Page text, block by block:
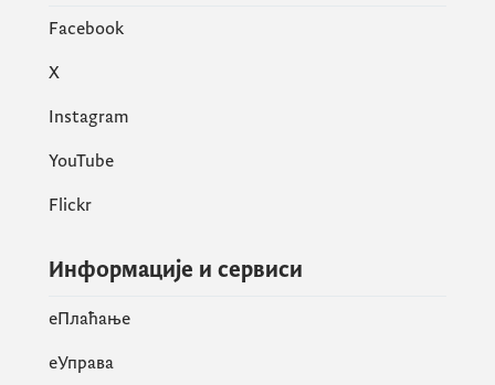
Facebook
X
Instagram
YouTube
Flickr
Информације и сервиси
eПлаћање
еУправа